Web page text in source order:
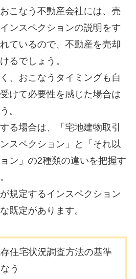
こなう不動産会社には、売
ンスペクションの説明をす
ているので、不動産を売却
るでしょう。
、おこなうタイミングも自
けて必要性を感じた場合は
。
る場合は、「宅地建物取引
スペクション」と「それ以
ン」の2種類の違いを把握す
規定するインスペクション
既定があります。
住宅状況調査方法の基準
う